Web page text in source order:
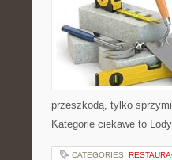
przeszkodą, tylko
Kategorie ciekawe to
CATEGORIES: